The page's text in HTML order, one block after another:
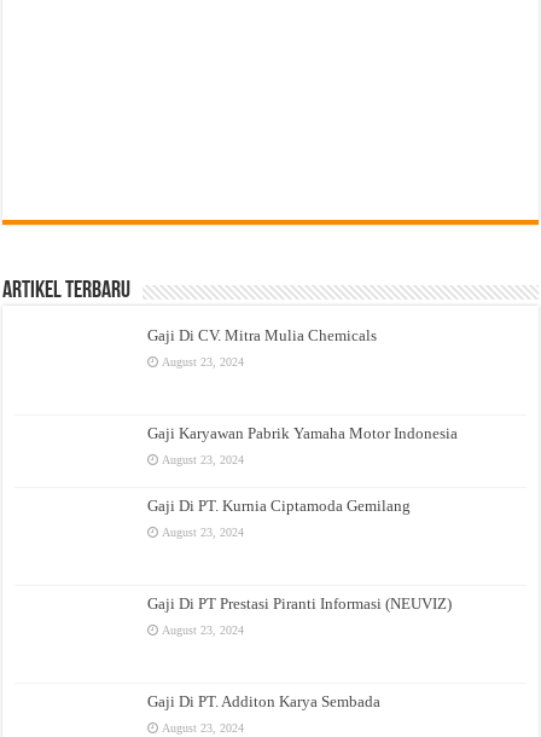
Artikel Terbaru
Gaji Di CV. Mitra Mulia Chemicals
August 23, 2024
Gaji Karyawan Pabrik Yamaha Motor Indonesia
August 23, 2024
Gaji Di PT. Kurnia Ciptamoda Gemilang
August 23, 2024
Gaji Di PT Prestasi Piranti Informasi (NEUVIZ)
August 23, 2024
Gaji Di PT. Additon Karya Sembada
August 23, 2024